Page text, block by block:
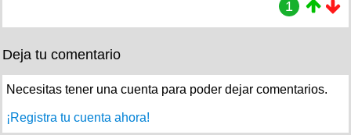
1
Deja tu comentario
Necesitas tener una cuenta para poder dejar comentarios.
¡Registra tu cuenta ahora!